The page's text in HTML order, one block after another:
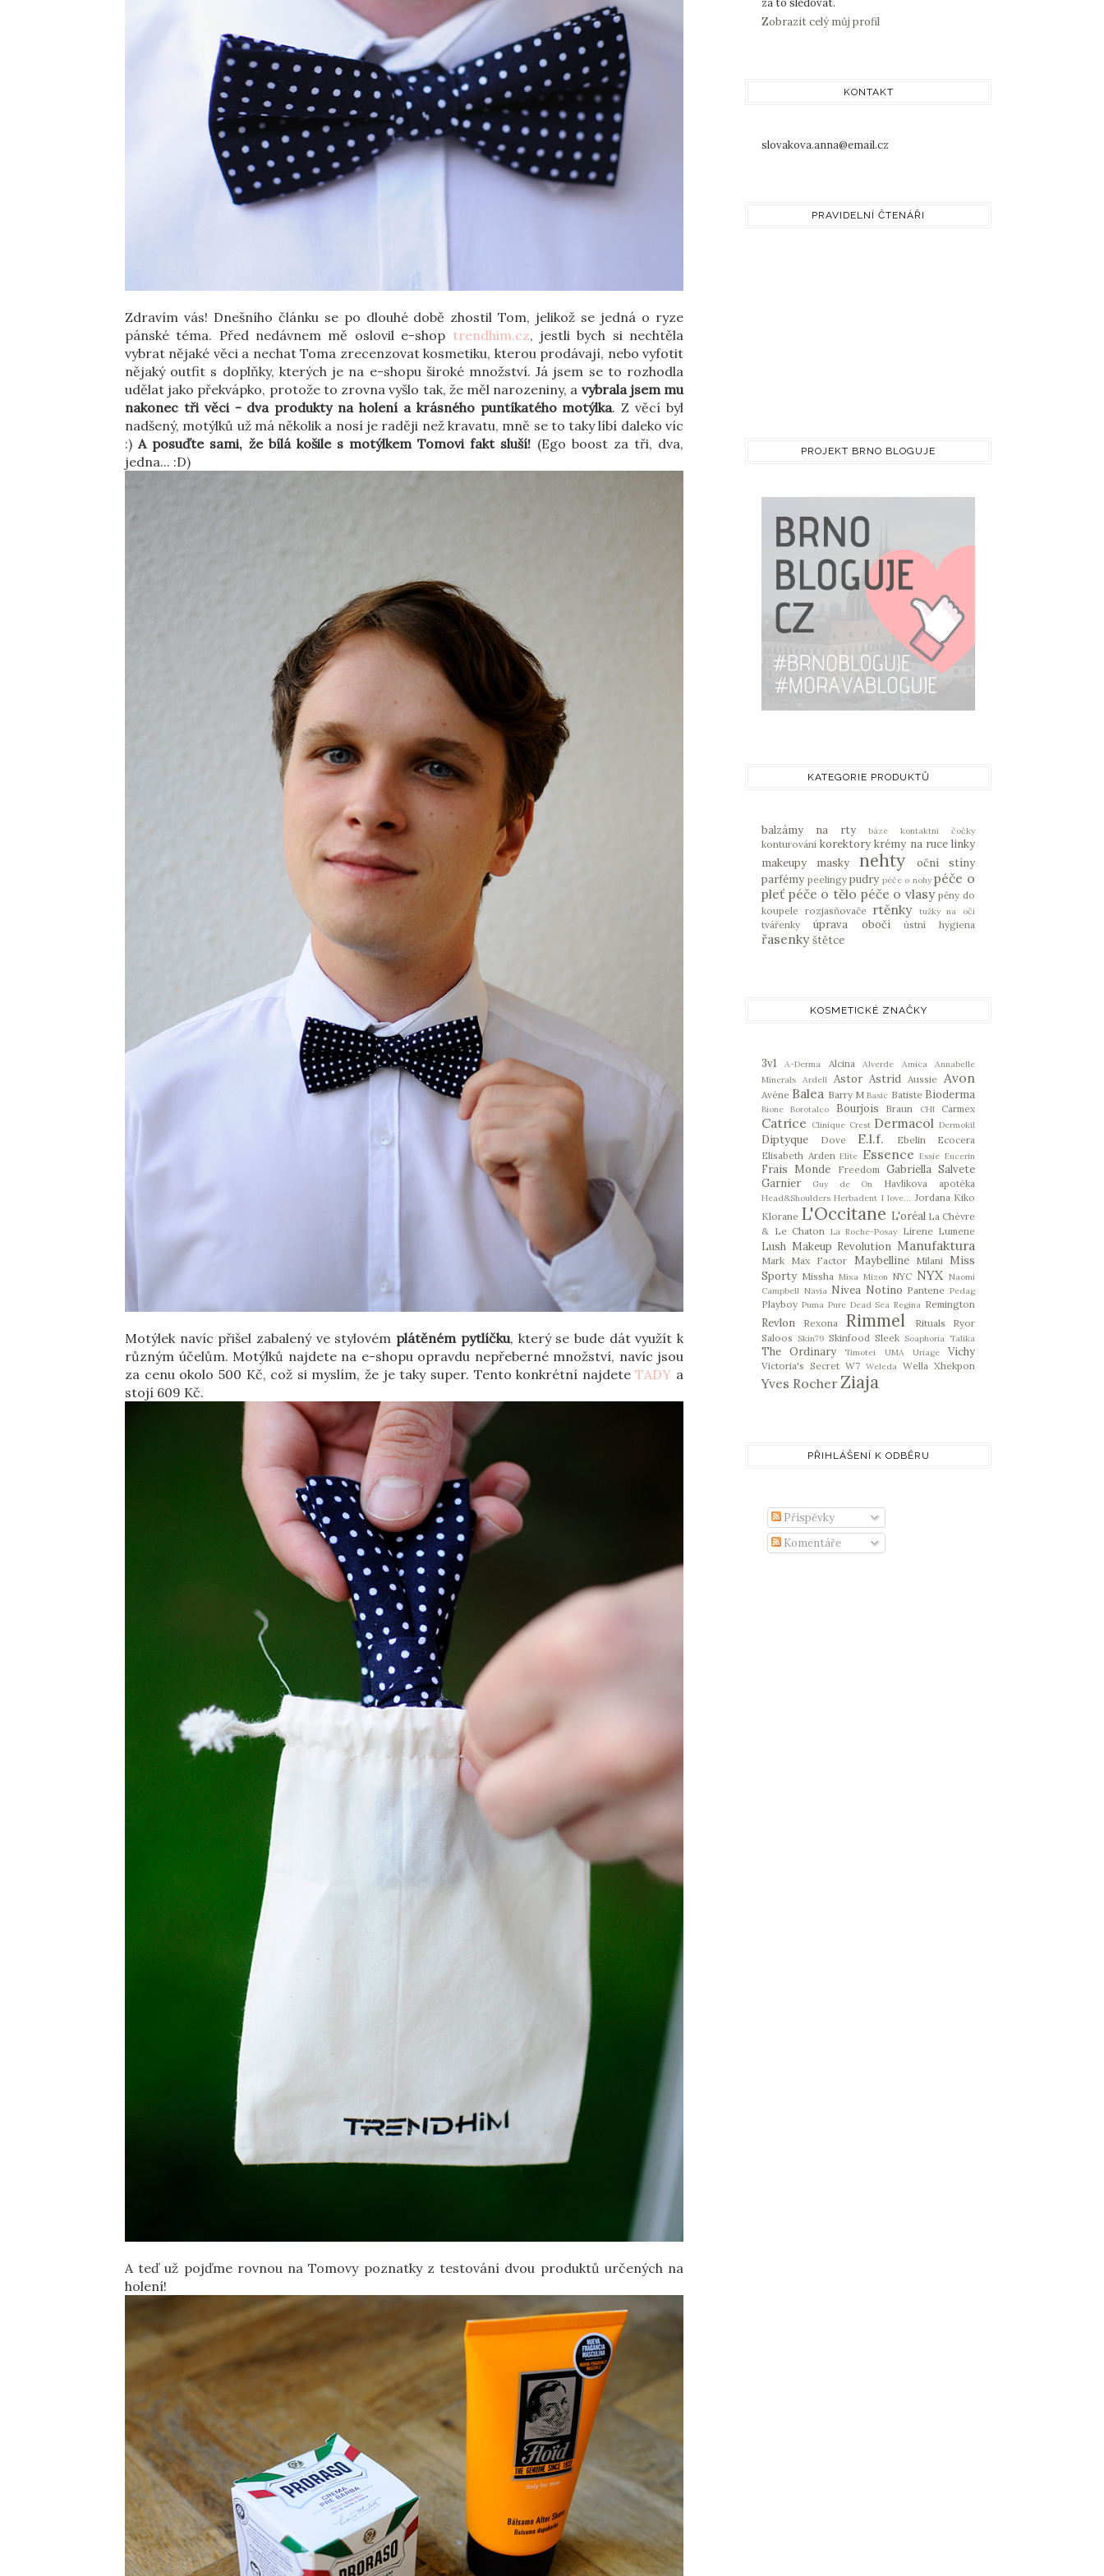
Zdravím vás! Dnešního článku se po dlouhé době zhostil Tom, jelikož se jedná o ryze
pánské téma. Před nedávnem mě oslovil e-shop trendhim.cz, jestli bych si nechtěla
vybrat nějaké věci a nechat Toma zrecenzovat kosmetiku, kterou prodávají, nebo vyfotit
nějaký outfit s doplňky, kterých je na e-shopu široké množství. Já jsem se to rozhodla
udělat jako překvápko, protože to zrovna vyšlo tak, že měl narozeniny, a vybrala jsem mu
nakonec tři věci - dva produkty na holení a krásného puntíkatého motýlka. Z věcí byl
nadšený, motýlků už má několik a nosí je raději než kravatu, mně se to taky líbí daleko víc
:)A posuďte sami, že bílá košile s motýlkem Tomovi fakt sluší! (Ego boost za tři, dva,
jedna... :D)
Motýlek navíc přišel zabalený ve stylovém plátěném pytlíčku, který se bude dát využít k
různým účelům. Motýlků najdete na e-shopu opravdu nepřeberné množství, navíc jsou
za cenu okolo 500 Kč, což si myslím, že je taky super. Tento konkrétní najdeteTADY a
stojí 609 Kč.
A teď už pojďme rovnou na Tomovy poznatky z testování dvou produktů určených na
holení!
Zobrazit celý můj profil
KONTAKT
slovakova.anna@email.cz
PRAVIDELNÍ ČTENÁŘI
PROJEKT BRNO BLOGUJE
KATEGORIE PRODUKTŮ
balzámy na rty báze kontaktní čočky
konturování korektory krémy na ruce linky
makeupy
masky nehty
oční stíny
parfémy peelingy pudry péče o nohy péče o
pleť péče o tělo péče o vlasy pěny do
koupele rozjasňovače rtěnky tužky na oči
tvářenky úprava obočí ústní hygiena
řasenky štětce
KOSMETICKÉ ZNAČKY
3v1 A-Derma Alcina Alverde Amica
Annabelle
Minerals
Ardell Astor Astrid Aussie Avon
Avène Balea Barry M Basic Batiste Bioderma
Bione Borotalco Bourjois Braun CHI Carmex
Catrice Clinique Crest Dermacol Dermokil
Diptyque Dove E.l.f. Ebelin
Ecocera
Elisabeth Arden Elite Essence Essie Eucerin
Frais Monde Freedom Gabriella Salvete
Garnier
Guy de On Havlíkova apotéka
Head&Shoulders Herbadent I love... Jordana Kiko
Klorane L'Occitane L'oréal La Chèvre
& Le Chaton La Roche-Posay Lirene Lumene
Lush Makeup Revolution Manufaktura
Mark Max Factor Maybelline Milani
Miss
Sporty Missha Mixa Mizon NYC NYX Naomi
Campbell Navia Nivea Notino Pantene Pedag
Playboy Puma Pure Dead Sea Regina Remington
Revlon Rexona Rimmel Rituals
Ryor
Saloos
Skin79 Skinfood Sleek Soaphoria Talika
The Ordinary Timotei UMA Uriage Vichy
Victoria's Secret W7 Weleda Wella Xhekpon
Yves Rocher Ziaja
PŘIHLÁŠENÍ K ODBĚRU
Příspěvky
Komentáře